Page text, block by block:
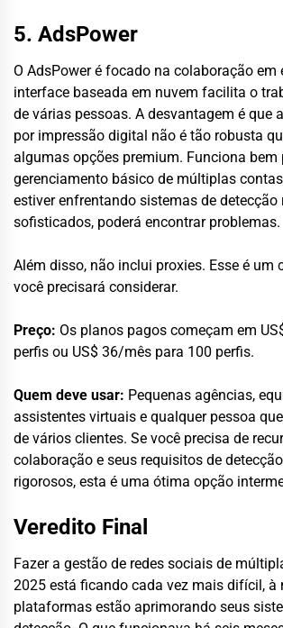
5. AdsPower
O AdsPower é focado na colaboração em
interface baseada em nuvem facilita o
de várias pessoas. A desvantagem é que
por impressão digital não é tão robusta
algumas opções premium. Funciona bem
gerenciamento básico de múltiplas
estiver enfrentando sistemas de detecção
sofisticados, poderá encontrar problemas.
Além disso, não inclui proxies. Esse é um
você precisará considerar.
Preço: Os planos pagos começam em
perfis ou US$ 36/mês para 100 perfis.
Quem deve usar: Pequenas agências,
assistentes virtuais e qualquer pessoa
de vários clientes. Se você precisa de
colaboração e seus requisitos de
rigorosos, esta é uma ótima opção
Veredito Final
Fazer a gestão de redes sociais de
2025 está ficando cada vez mais difícil, à
plataformas estão aprimorando seus